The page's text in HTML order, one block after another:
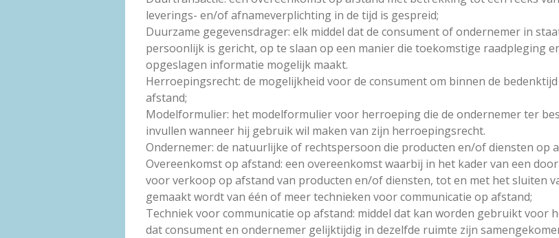
leverings- en/of afnameverplichting in de tijd is gespreid;
Duurzame gegevensdrager: elk middel dat de consument of ondernemer in
persoonlijk is gericht, op te slaan op een manier die toekomstige raadpleging
opgeslagen informatie mogelijk maakt.
Herroepingsrecht: de mogelijkheid voor de consument om binnen de
afstand;
Modelformulier: het modelformulier voor herroeping die de ondernemer ter
invullen wanneer hij gebruik wil maken van zijn herroepingsrecht.
Ondernemer: de natuurlijke of rechtspersoon die producten en/of diensten op
Overeenkomst op afstand: een overeenkomst waarbij in het kader van een
voor verkoop op afstand van producten en/of diensten, tot en met het sluiten
gemaakt wordt van één of meer technieken voor communicatie op afstand;
Techniek voor communicatie op afstand: middel dat kan worden gebruikt voor
dat consument en ondernemer gelijktijdig in dezelfde ruimte zijn